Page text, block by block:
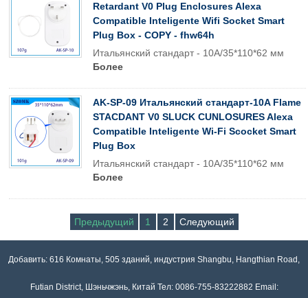
Retardant V0 Plug Enclosures Alexa
Compatible Inteligente Wifi Socket Smart
Plug Box - COPY - fhw64h
Итальянский стандарт - 10A/35*110*62 мм
Более
AK-SP-09 Итальянский стандарт-10A Flame
STACDANT V0 SLUCK CUNLOSURES Alexa
Compatible Inteligente Wi-Fi Scocket Smart
Plug Box
Итальянский стандарт - 10A/35*110*62 мм
Более
Предыдущий 1 2 Следующий
Добавить: 616 Комнаты, 505 зданий, индустрия Shangbu, Hangthian Road,
Futian District, Шэньчжэнь, Китай Тел: 0086-755-83222882 Email: